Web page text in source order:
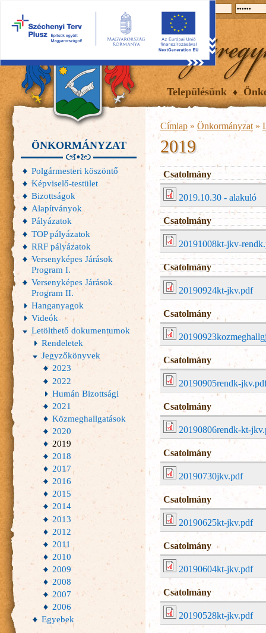
Településünk
Címlap » Önkormányzat »
2019
Csatolmány
2019.10.30 - alakuló
Csatolmány
20191008kt-jkv-
Csatolmány
20190924kt-jkv.pdf
Csatolmány
Csatolmány
20190905rendk-
Csatolmány
20190806rendk-kt-
Csatolmány
20190730jkv.pdf
Csatolmány
20190625kt-jkv.pdf
Csatolmány
20190604kt-jkv.pdf
Csatolmány
20190528kt-jkv.pdf
ÖNKORMÁNYZAT
Polgármesteri köszöntő
Képviselő-testület
Bizottságok
Alapítványok
Pályázatok
TOP pályázatok
RRF pályázatok
Versenyképes Járások
Program I.
Versenyképes Járások
Program II.
Hanganyagok
Videók
Letölthető dokumentumok
Rendeletek
Jegyzőkönyvek
2023
2022
Humán Bizottsági
2021
Közmeghallgatások
2020
2019
2018
2017
2016
2015
2014
2013
2012
2011
2010
2009
2008
2007
2006
Egyebek